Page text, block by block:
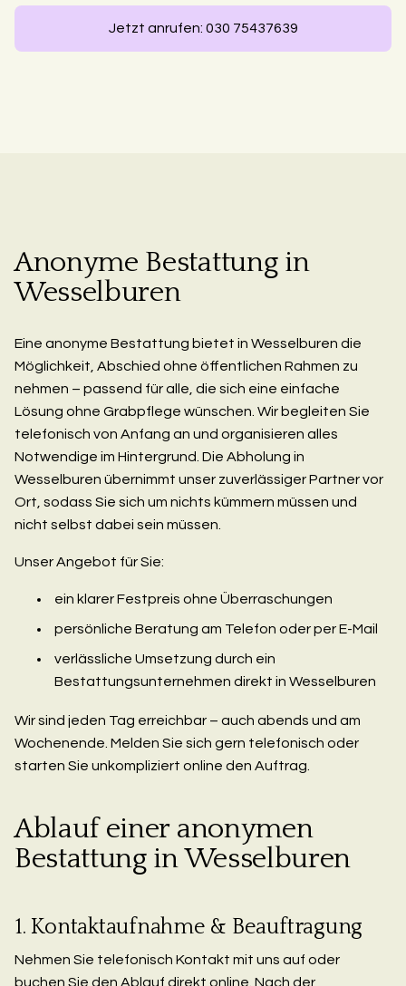
Jetzt anrufen: 030 75437639
Anonyme Bestattung in
Wesselburen
Eine anonyme Bestattung bietet in Wesselburen die
Möglichkeit, Abschied ohne öffentlichen Rahmen zu
nehmen – passend für alle, die sich eine einfache
Lösung ohne Grabpflege wünschen. Wir begleiten Sie
telefonisch von Anfang an und organisieren alles
Notwendige im Hintergrund. Die Abholung in
Wesselburen übernimmt unser zuverlässiger Partner vor
Ort, sodass Sie sich um nichts kümmern müssen und
nicht selbst dabei sein müssen.
Unser Angebot für Sie:
ein klarer Festpreis ohne Überraschungen
persönliche Beratung am Telefon oder per E-Mail
verlässliche Umsetzung durch ein
Bestattungsunternehmen direkt in Wesselburen
Wir sind jeden Tag erreichbar – auch abends und am
Wochenende. Melden Sie sich gern telefonisch oder
starten Sie unkompliziert online den Auftrag.
Ablauf einer anonymen
Bestattung in Wesselburen
1. Kontaktaufnahme & Beauftragung
Nehmen Sie telefonisch Kontakt mit uns auf oder
buchen Sie den Ablauf direkt online. Nach der